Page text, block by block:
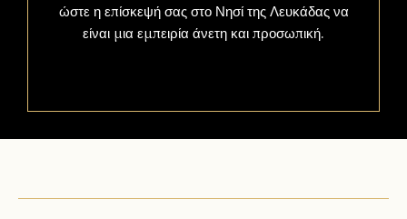
ώστε η επίσκεψή σας στο Νησί της Λευκάδας να
είναι μια εμπειρία άνετη και προσωπική.